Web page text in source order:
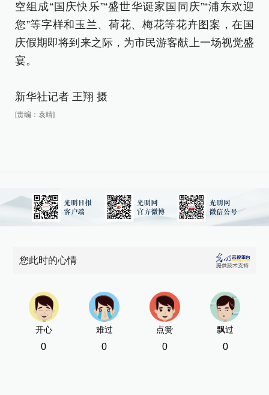
空组成“国庆快乐”“盛世华诞家国同庆”“浦东欢迎
您”等字样和玉兰、荷花、梅花等花卉图案，在国
庆假期即将到来之际，为市民游客献上一场视觉盛
宴。
新华社记者 王翔 摄
[责编：袁晴]
您此时的心情
开心
0
难过
0
点赞
0
飘过
0